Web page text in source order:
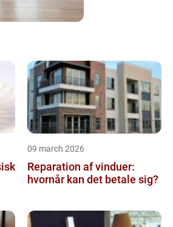
09 march 2026
Reparation af vinduer:
hvornår kan det betale sig?